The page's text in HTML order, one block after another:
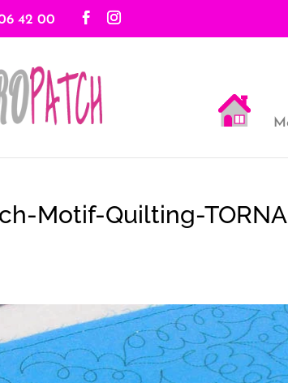
42 00
Motif-Quilting-